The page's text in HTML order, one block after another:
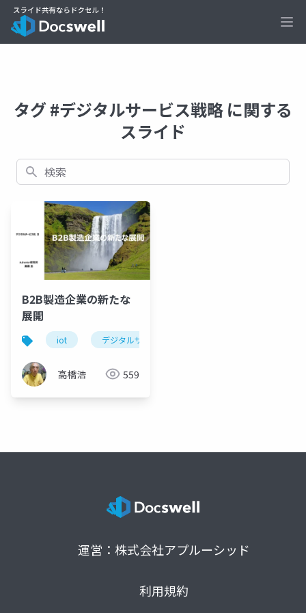
タグ #デジタルサービス戦略 に関する
スライド
検索
B2B製造企業の新たな
展開
iot デジタルサービス化
高橋浩 559
運営：株式会社アプルーシッド
利用規約